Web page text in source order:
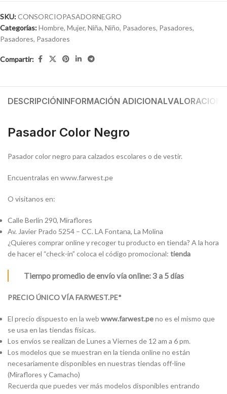
SKU:CONSORCIOPASADORNEGRO
Categorías:Hombre, Mujer, Niña, Niño, Pasadores, Pasadores,
Pasadores, Pasadores
Compartir:
DESCRIPCIÓNINFORMACIÓN ADICIONAL
Pasador Color Negro
Pasador color negro para calzados escolares o de vestir.
Encuentralas en www.farwest.pe
O visitanos en:
Calle Berlin 290, Miraflores
Av. Javier Prado 5254 – CC. LA Fontana, La Molina
¿Quieres comprar online y recoger tu producto en tienda? A la hora
de hacer el “check-in” coloca el código promocional: tienda
Tiempo promedio de envío vía online: 3 a 5 días
PRECIO ÚNICO VÍA FARWEST.PE*
El precio dispuesto en la web www.farwest.peno es el mismo que
se usa en las tiendas físicas.
Los envíos se realizan de Lunes a Viernes de 12 am a 6 pm.
Los modelos que se muestran en la tienda online no están
necesariamente disponibles en nuestras tiendas off-line
(Miraflores y Camacho)
Recuerda que puedes ver más modelos disponibles entrando